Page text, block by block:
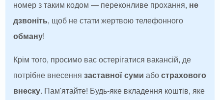
номер з таким кодом — переконливе прохання, не
дзвоніть, щоб не стати жертвою телефонного
обману!
Крім того, просимо вас остерігатися вакансій, де
потрібне внесеннязаставної суми абострахового
внеску. Пам'ятайте! Будь-яке вкладення коштів, яке